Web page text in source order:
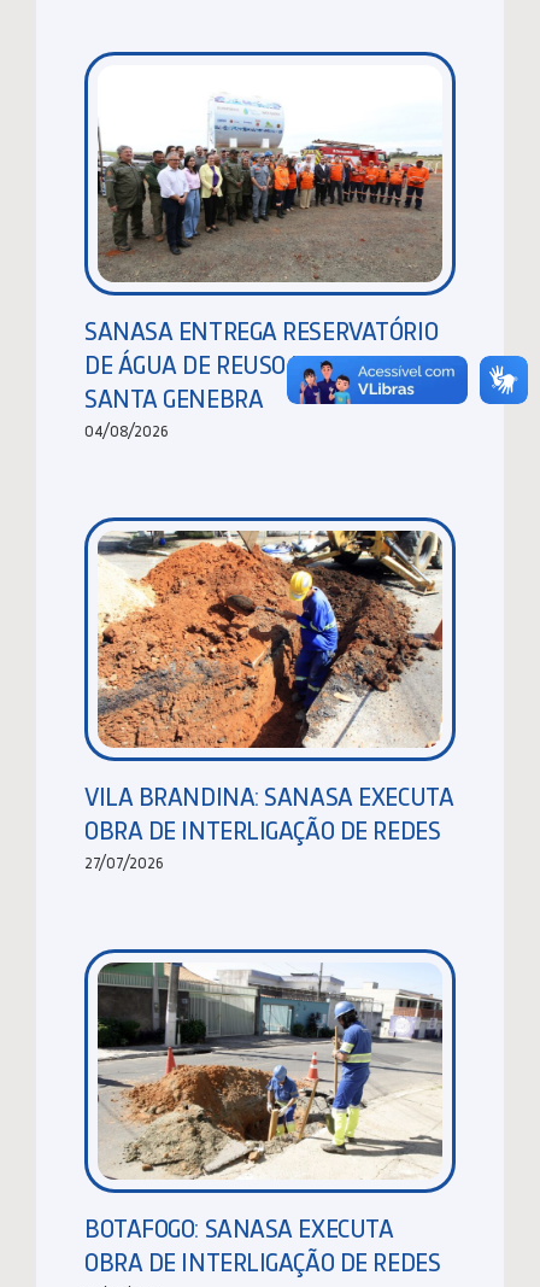
SANASA ENTREGA RESERVATÓRIO
DE ÁGUA DE REUSO NA MATA DE
SANTA GENEBRA
04/08/2026
VILA BRANDINA: SANASA EXECUTA
OBRA DE INTERLIGAÇÃO DE REDES
27/07/2026
BOTAFOGO: SANASA EXECUTA
OBRA DE INTERLIGAÇÃO DE REDES